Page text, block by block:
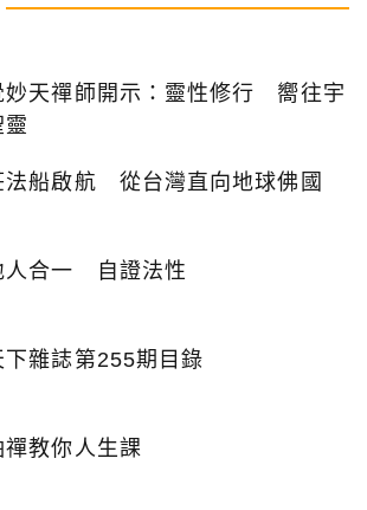
妙天禪師開示：靈性修行 嚮往宇
靈
法船啟航 從台灣直向地球佛國
人合一 自證法性
下雜誌第255期目錄
禪教你人生課